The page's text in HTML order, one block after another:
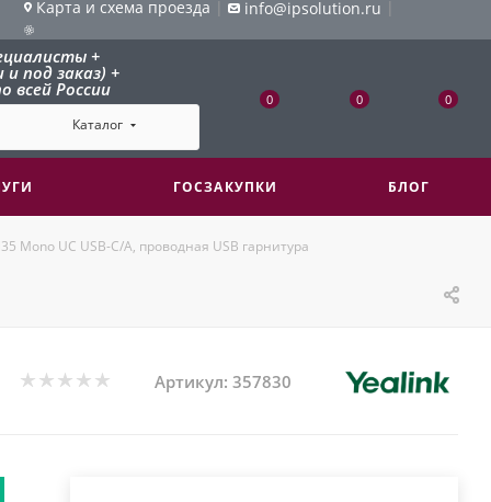
Карта и схема проезда | info@ipsolution.ru |
+
под заказ) +
всей России
Каталог
0 0 0
ГОСЗАКУПКИ БЛОГ
Mono UC USB-C/A, проводная USB гарнитура
Артикул: 357830